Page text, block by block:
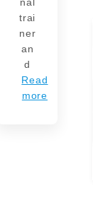
trai
ner
an
d
Read
more